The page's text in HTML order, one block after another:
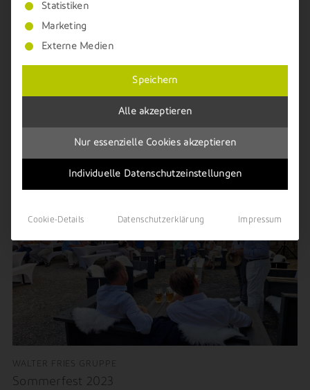
WALTER FRIES GRUPPE
Schönen Urlaub!
WALTER FRIES GRUPPE
Sommerfest 2023
Statistiken
Marketing
Externe Medien
Speichern
Alle akzeptieren
Nur essenzielle Cookies akzeptieren
Individuelle Datenschutzeinstellungen
Cookie-Details Datenschutzerklärung Impressum